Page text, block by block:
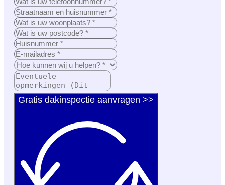
Gratis dakinspectie aanvragen >>